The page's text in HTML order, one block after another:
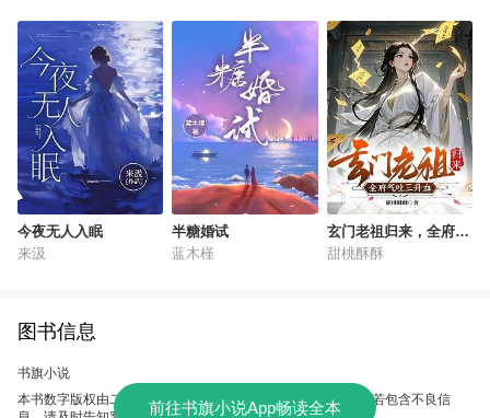
今夜无人入眠
来汲
半糖婚试
蓝木槿
玄门老祖归来，全府气
吐三升血
甜桃酥酥
图书信息
书旗小说
本书数字版权由二层楼提供，授权本软件使用、制作、发行，若包含不良信
前往书旗小说App畅读全本